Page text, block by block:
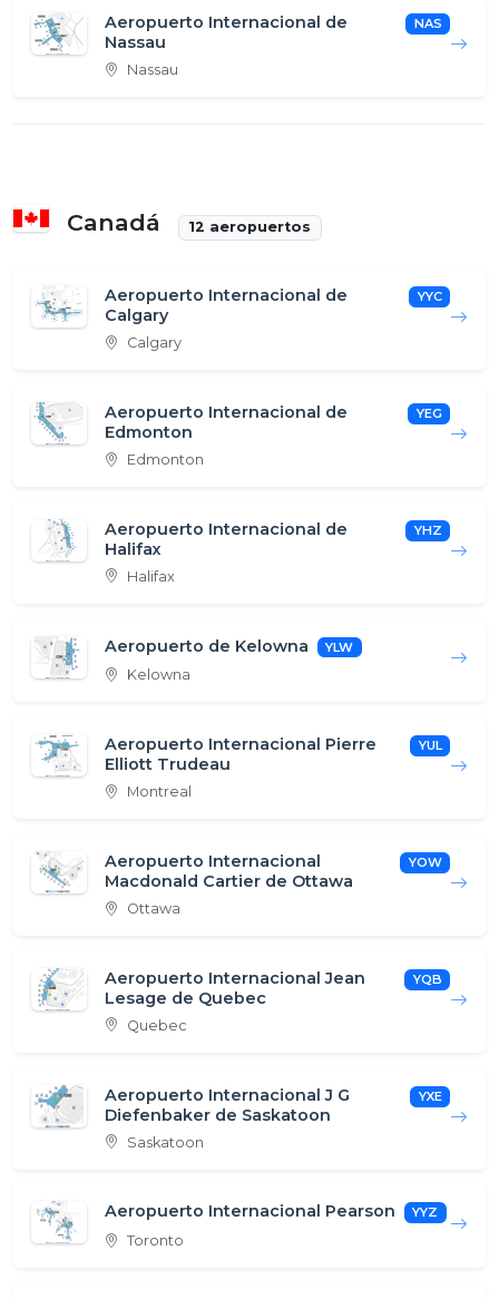
Aeropuerto Internacional de
Nassau
NAS
Nassau
Canadá 12 aeropuertos
Aeropuerto Internacional de
Calgary
YYC
Calgary
Aeropuerto Internacional de
Edmonton
YEG
Edmonton
Aeropuerto Internacional de
Halifax
YHZ
Halifax
Aeropuerto de Kelowna YLW
Kelowna
Aeropuerto Internacional Pierre
Elliott Trudeau
YUL
Montreal
Aeropuerto Internacional
Macdonald Cartier de Ottawa
YOW
Ottawa
Aeropuerto Internacional Jean
Lesage de Quebec
YQB
Quebec
Aeropuerto Internacional J G
Diefenbaker de Saskatoon
YXE
Saskatoon
Aeropuerto Internacional Pearson YYZ
Toronto